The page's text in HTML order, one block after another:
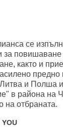
се
за повишаване
както и
предно
и Полша
в района на
на отбраната.